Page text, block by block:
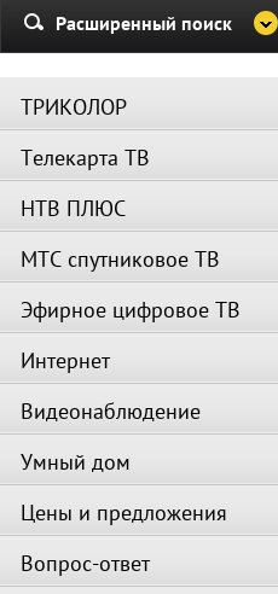
Расширенный поиск
ТРИКОЛОР
Телекарта ТВ
НТВ ПЛЮС
МТС спутниковое ТВ
Эфирное цифровое ТВ
Интернет
Видеонаблюдение
Умный дом
Цены и предложения
Вопрос-ответ